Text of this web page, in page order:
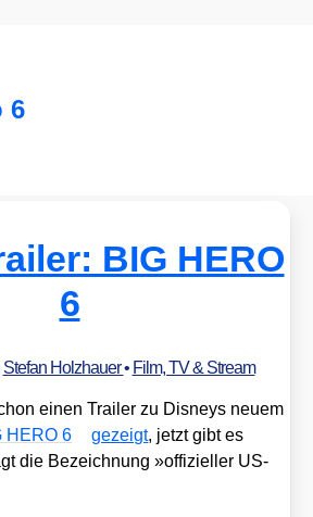
6
BIG HERO
6
Stefan Holzhauer• Film, TV & Stream
einen Trai­ler zu Dis­neys neu­em
HERO 6 gezeigt, jetzt gibt es
die Bezeich­nung »offi­zi­el­ler US-